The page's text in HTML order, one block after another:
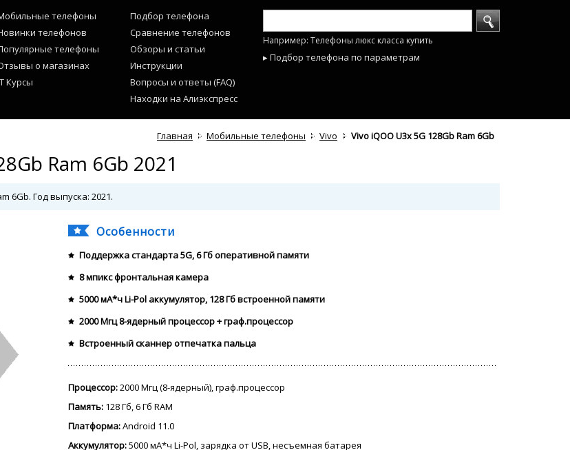
телефоны
телефонов
телефоны
о магазинах
Курсы
Подбор телефона
Сравнение телефонов
Обзоры и статьи
Инструкции
Вопросы и ответы (FAQ)
Находки на Алиэкспресс
Например: Телефоны люкс класса купить
▸ Подбор телефона по параметрам
Главная Мобильные телефоны Vivo Vivo iQOO U3x 5G 128Gb Ram 6Gb
Ram 6Gb 2021
6Gb. Год выпуска: 2021.
Особенности
Поддержка стандарта 5G, 6 Гб оперативной памяти
8 мпикс фронтальная камера
5000 мА*ч Li-Pol аккумулятор, 128 Гб встроенной памяти
2000 Мгц 8-ядерный процессор + граф.процессор
Встроенный сканнер отпечатка пальца
Процессор:2000 Мгц (8-ядерный), граф.процессор
Память: 128 Гб, 6 Гб RAM
Платформа:Android 11.0
Аккумулятор:5000 мА*ч Li-Pol, зарядка от USB, несъемная батарея